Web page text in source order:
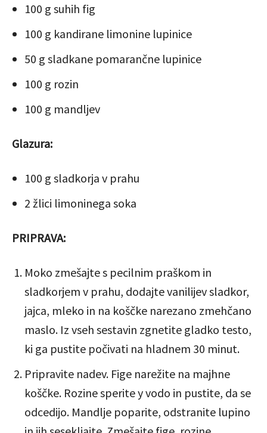
100 g suhih fig
100 g kandirane limonine lupinice
50 g sladkane pomarančne lupinice
100 g rozin
100 g mandljev
Glazura:
100 g sladkorja v prahu
2 žlici limoninega soka
PRIPRAVA:
Moko zmešajte s pecilnim praškom in
sladkorjem v prahu, dodajte vanilijev sladkor,
jajca, mleko in na koščke narezano zmehčano
maslo. Iz vseh sestavin zgnetite gladko testo,
ki ga pustite počivati ​​na hladnem 30 minut.
Pripravite nadev. Fige narežite na majhne
koščke. Rozine sperite y vodo in pustite, da se
odcedijo. Mandlje poparite, odstranite lupino